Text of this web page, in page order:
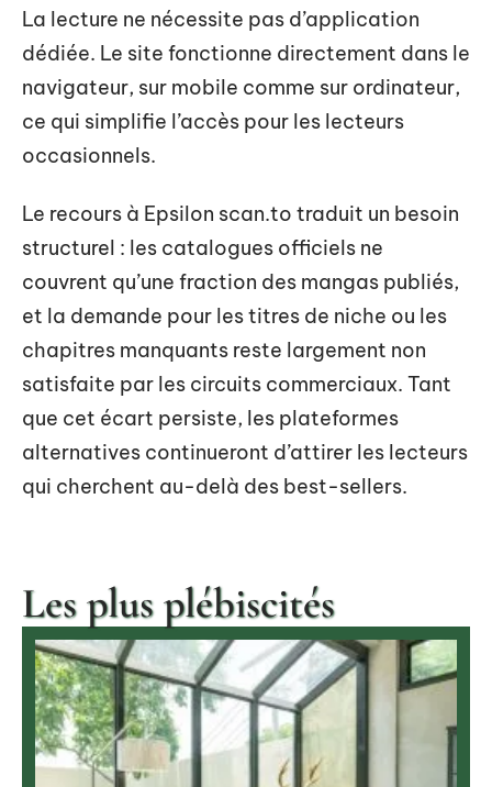
La lecture ne nécessite pas d’application
dédiée. Le site fonctionne directement dans le
navigateur, sur mobile comme sur ordinateur,
ce qui simplifie l’accès pour les lecteurs
occasionnels.
Le recours à Epsilon scan.to traduit un besoin
structurel : les catalogues officiels ne
couvrent qu’une fraction des mangas publiés,
et la demande pour les titres de niche ou les
chapitres manquants reste largement non
satisfaite par les circuits commerciaux. Tant
que cet écart persiste, les plateformes
alternatives continueront d’attirer les lecteurs
qui cherchent au-delà des best-sellers.
Les plus plébiscités